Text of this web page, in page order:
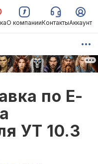
О компанииКонтактыАккаунт
по E-
УТ 10.3